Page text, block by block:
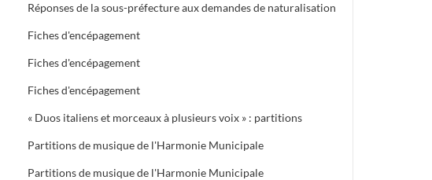
Réponses de la sous-préfecture aux demandes de naturalisation
Fiches d'encépagement
Fiches d'encépagement
Fiches d'encépagement
« Duos italiens et morceaux à plusieurs voix » : partitions
Partitions de musique de l'Harmonie Municipale
Partitions de musique de l'Harmonie Municipale